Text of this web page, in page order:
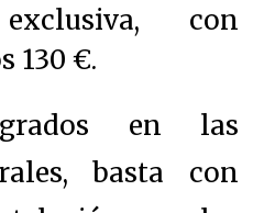
con
130 €.
en las
basta con